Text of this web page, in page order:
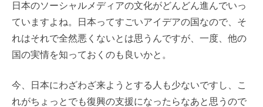
日本のソーシャルメディアの文化がどんどん進んでいっ
ていますよね。日本ってすごいアイデアの国なので、そ
れはそれで全然悪くないとは思うんですが、一度、他の
国の実情を知っておくのも良いかと。
今、日本にわざわざ来ようとする人も少ないですし、こ
れがちょっとでも復興の支援になったらなあと思うので